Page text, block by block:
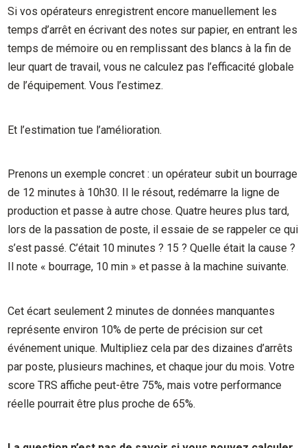
Si vos opérateurs enregistrent encore manuellement les
temps d’arrêt en écrivant des notes sur papier, en entrant les
temps de mémoire ou en remplissant des blancs à la fin de
leur quart de travail, vous ne calculez pas l’efficacité globale
de l’équipement. Vous l’estimez.
Et l’estimation tue l’amélioration.
Prenons un exemple concret : un opérateur subit un bourrage
de 12 minutes à 10h30. Il le résout, redémarre la ligne de
production et passe à autre chose. Quatre heures plus tard,
lors de la passation de poste, il essaie de se rappeler ce qui
s’est passé. C’était 10 minutes ? 15 ? Quelle était la cause ?
Il note « bourrage, 10 min » et passe à la machine suivante.
Cet écart seulement 2 minutes de données manquantes
représente environ 10% de perte de précision sur cet
événement unique. Multipliez cela par des dizaines d’arrêts
par poste, plusieurs machines, et chaque jour du mois. Votre
score TRS affiche peut-être 75%, mais votre performance
réelle pourrait être plus proche de 65%.